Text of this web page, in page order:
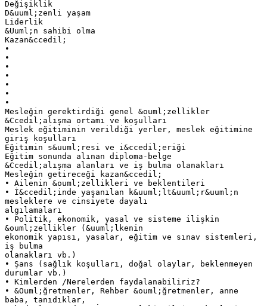
Değişiklik
D&uuml;zenli yaşam
Liderlik
&Uuml;n sahibi olma
Kazan&ccedil;
•
•
•
•
•
•
•
Mesleğin gerektirdiği genel &ouml;zellikler
&Ccedil;alışma ortamı ve koşulları
Meslek eğitiminin verildiği yerler, meslek eğitimine
giriş koşulları
Eğitimin s&uuml;resi ve i&ccedil;eriği
Eğitim sonunda alınan diploma-belge
&Ccedil;alışma alanları ve iş bulma olanakları
Mesleğin getireceği kazan&ccedil;
• Ailenin &ouml;zellikleri ve beklentileri
• İ&ccedil;inde yaşanılan k&uuml;lt&uuml;r&uuml;n
mesleklere ve cinsiyete dayalı
algılamaları
• Politik, ekonomik, yasal ve sisteme ilişkin
&ouml;zellikler (&uuml;lkenin
ekonomik yapısı, yasalar, eğitim ve sınav sistemleri,
iş bulma
olanakları vb.)
• Şans (sağlık koşulları, doğal olaylar, beklenmeyen
durumlar vb.)
• Kimlerden /Nerelerden faydalanabiliriz?
• &Ouml;ğretmenler, Rehber &ouml;ğretmenler, anne
baba, tanıdıklar,